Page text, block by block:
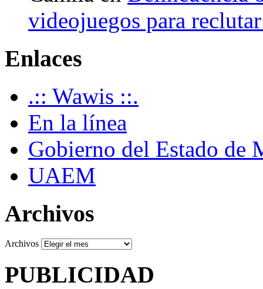
videojuegos para
Enlaces
.:: Wawis ::.
En la línea
Gobierno del Estado de
UAEM
Archivos
Archivos
PUBLICIDAD